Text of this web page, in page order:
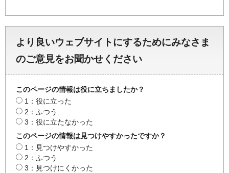
より良いウェブサイトにするためにみなさま
のご意見をお聞かせください
このページの情報は役に立ちましたか？
1：役に立った
2：ふつう
3：役に立たなかった
このページの情報は見つけやすかったですか？
1：見つけやすかった
2：ふつう
3：見つけにくかった